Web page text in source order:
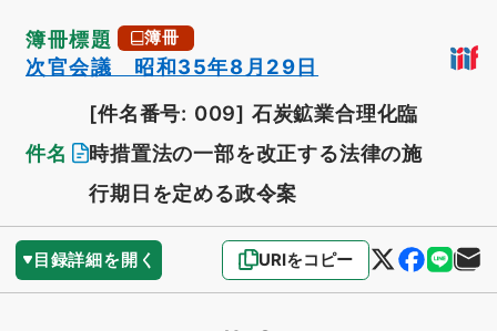
簿冊標題 簿冊
次官会議 昭和35年8月29日
件名
[件名番号: 009] 石炭鉱業合理化臨
時措置法の一部を改正する法律の施
行期日を定める政令案
目録詳細を開く URIをコピー